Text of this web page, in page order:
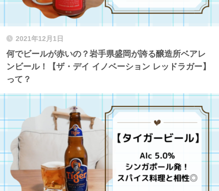
2021年12月1日
何でビールが赤いの？岩手県盛岡が誇る醸造所ベアレ
ンビール！【ザ・デイ イノベーション レッドラガー】
って？